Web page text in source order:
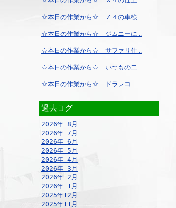
☆本日の作業から☆ Ｚ４の車検 ..
☆本日の作業から☆ ジムニーに ..
☆本日の作業から☆ サファリ仕 ..
☆本日の作業から☆ いつもの二 ..
☆本日の作業から☆ ドラレコ
過去ログ
2026年 8月
2026年 7月
2026年 6月
2026年 5月
2026年 4月
2026年 3月
2026年 2月
2026年 1月
2025年12月
2025年11月